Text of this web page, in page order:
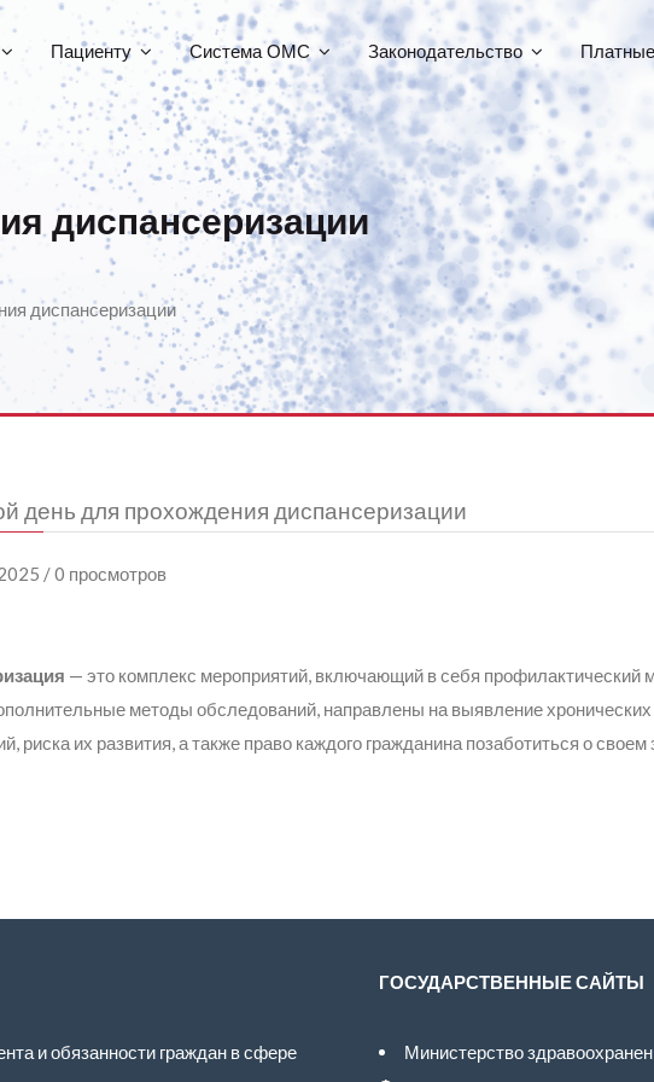
Пациенту Система ОМС Законодательство
диспансеризации
диспансеризации
день для прохождения диспансеризации
/ 0 просмотров
— это комплекс мероприятий, включающий в себя профилактический
методы обследований, направлены на выявление
риска их развития, а также право каждого гражданина позаботиться о своем
и обязанности граждан в сфере
ГОСУДАРСТВЕННЫЕ САЙТЫ
Министерство